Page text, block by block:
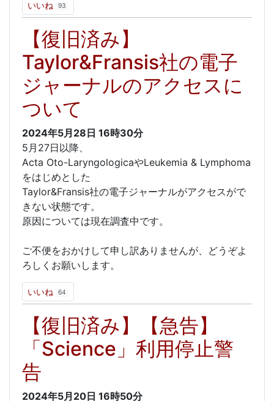
いいね 93
【復旧済み】
Taylor&Fransis社の電子
ジャーナルのアクセスに
ついて
2024年5月28日 16時30分
5月27日以降、
Acta Oto-LaryngologicaやLeukemia & Lymphoma
をはじめとした
Taylor&Fransis社の電子ジャーナルがアクセスがで
きない状態です。
原因については現在調査中です。
ご不便をおかけして申し訳ありませんが、どうぞよ
ろしくお願いします。
いいね 64
【復旧済み】【急告】
「Science」利用停止警
告
2024年5月20日 16時50分